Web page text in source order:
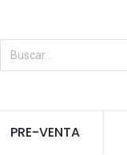
PRE-VENTA